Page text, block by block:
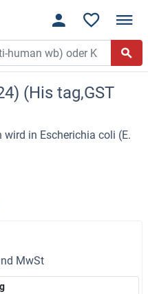
(His tag,GST
wird in Escherichia coli (E.
MwSt